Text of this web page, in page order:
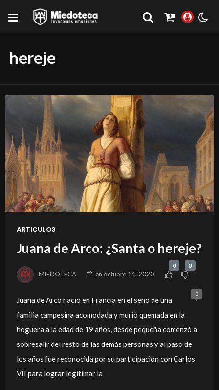
hereje
ARTICULOS
Juana de Arco: ¿Santa o hereje?
MIEDOTECA en octubre 14, 2020
0 0
0
Juana de Arco nació en Francia en el seno de una
familia campesina acomodada y murió quemada en la
hoguera a la edad de 19 años, desde pequeña comenzó a
sobresalir del resto de las demás personas y al paso de
los años fue reconocida por su participación con Carlos
VII para lograr legitimar la